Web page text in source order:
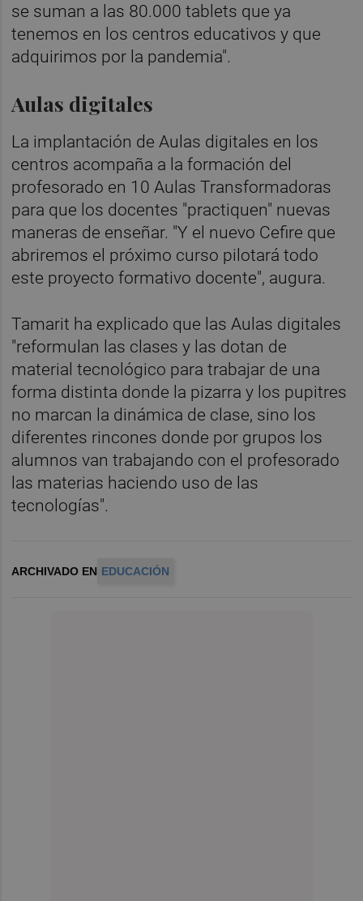
se suman a las 80.000 tablets que ya
tenemos en los centros educativos y que
adquirimos por la pandemia".
Aulas digitales
La implantación de Aulas digitales en los
centros acompaña a la formación del
profesorado en 10 Aulas Transformadoras
para que los docentes "practiquen" nuevas
maneras de enseñar. "Y el nuevo Cefire que
abriremos el próximo curso pilotará todo
este proyecto formativo docente", augura.
Tamarit ha explicado que las Aulas digitales
"reformulan las clases y las dotan de
material tecnológico para trabajar de una
forma distinta donde la pizarra y los pupitres
no marcan la dinámica de clase, sino los
diferentes rincones donde por grupos los
alumnos van trabajando con el profesorado
las materias haciendo uso de las
tecnologías".
ARCHIVADO EN EDUCACIÓN